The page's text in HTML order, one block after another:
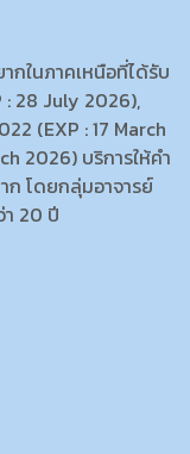
กในภาคเหนือที่ได้รับ
: 28 July 2026),
(EXP : 17 March
2026) บริการให้คำ
ก โดยกลุ่มอาจารย์
20 ปี